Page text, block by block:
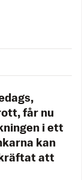
får nu
i ett
kan
att